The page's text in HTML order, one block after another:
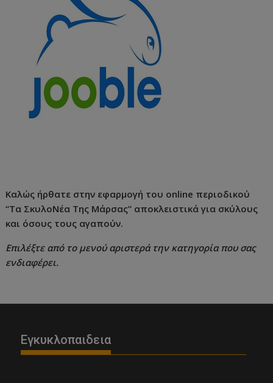
Καλώς ήρθατε στην εφαρμογή του online περιοδικού
“Τα ΣκυλοΝέα Της Μάρσας” αποκλειστικά για σκύλους
και όσους τους αγαπούν.
Επιλέξτε από το μενού αριστερά την κατηγορία που σας
ενδιαφέρει.
Εγκυκλοπαιδεια